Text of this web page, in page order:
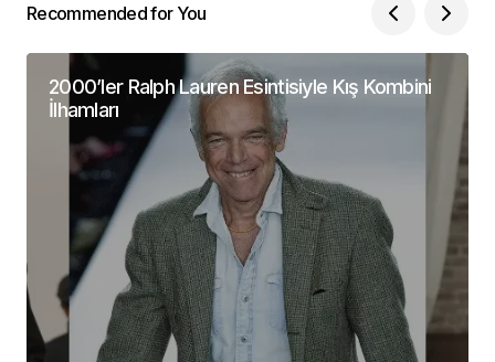
Recommended for You
2000’ler Ralph Lauren Esintisiyle Kış Kombini
İlhamları